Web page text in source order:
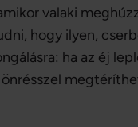
valaki
hogy ilyen,
ha az éj